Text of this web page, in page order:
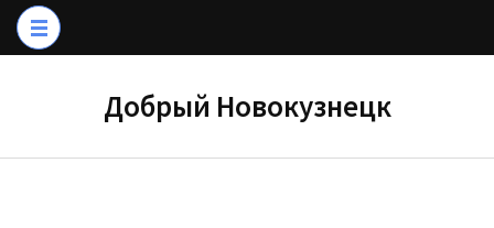
Перейти
Добрый Новокузнецк